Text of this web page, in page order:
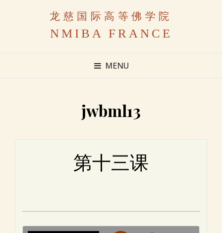
龙慈国际高等佛学院
NMIBA FRANCE
MENU
jwbml13
第十三课